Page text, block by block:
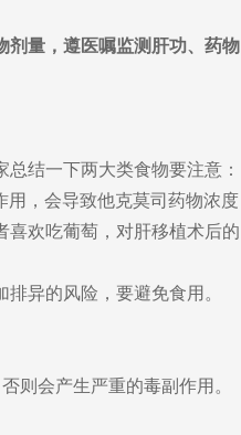
剂量，遵医嘱监测肝功、药物
结一下两大类食物要注意：
用，会导致他克莫司药物浓度
喜欢吃葡萄，对肝移植术后的
异的风险，要避免食用。
则会产生严重的毒副作用。